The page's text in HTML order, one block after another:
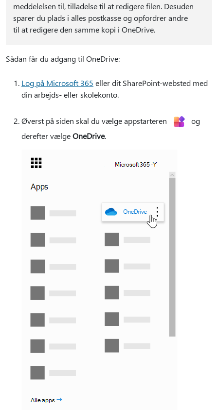
meddelelsen til, tilladelse til at redigere filen. Desuden
sparer du plads i alles postkasse og opfordrer andre
til at redigere den samme kopi i OneDrive.
Sådan får du adgang til OneDrive:
Log på Microsoft 365 eller dit SharePoint-websted med
din arbejds- eller skolekonto.
Øverst på siden skal du vælge appstarteren
og
derefter vælgeOneDrive.